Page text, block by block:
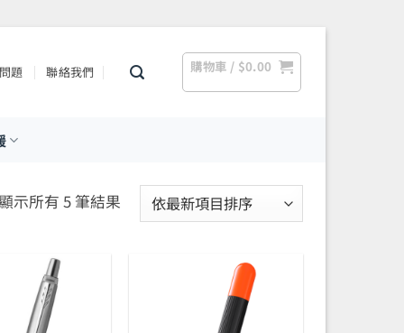
題 聯絡我們 購物車 / $0.00
示所有 5 筆結果